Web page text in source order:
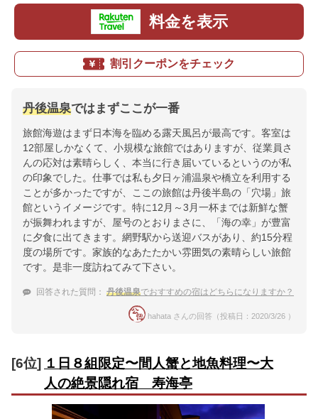
料金を表示
割引クーポンをチェック
丹後温泉ではまずここが一番
旅館海遊はまず日本海を臨める露天風呂が最高です。客室は
12部屋しかなくて、小規模な旅館ではありますが、従業員さ
んの応対は素晴らしく、本当に行き届いているというのが私
の印象でした。仕事では私も夕日ヶ浦温泉や橋立を利用する
ことが多かったですが、ここの旅館は丹後半島の「穴場」旅
館というイメージです。特に12月～3月一杯までは新鮮な蟹
が振舞われますが、屋号のとおりまさに、「海の幸」が豊富
に夕食に出てきます。網野駅から送迎バスがあり、約15分程
度の場所です。家族的なあたたかい雰囲気の素晴らしい旅館
です。是非一度訪ねてみて下さい。
回答された質問： 丹後温泉でおすすめの宿はどちらになりますか？
hahata さんの回答（投稿日：2020/3/26 ）
[6位] １日８組限定〜間人蟹と地魚料理〜大
人の絶景隠れ宿 寿海亭